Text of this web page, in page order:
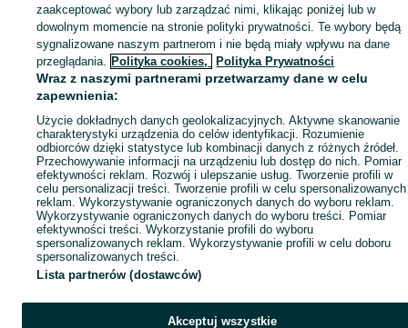
zaakceptować wybory lub zarządzać nimi, klikając poniżej lub w
dowolnym momencie na stronie polityki prywatności. Te wybory będą
sygnalizowane naszym partnerom i nie będą miały wpływu na dane
przeglądania. Polityka cookies, Polityka Prywatności
Wraz z naszymi partnerami przetwarzamy dane w celu
zapewnienia:
Użycie dokładnych danych geolokalizacyjnych. Aktywne skanowanie
charakterystyki urządzenia do celów identyfikacji. Rozumienie
odbiorców dzięki statystyce lub kombinacji danych z różnych źródeł.
Przechowywanie informacji na urządzeniu lub dostęp do nich. Pomiar
efektywności reklam. Rozwój i ulepszanie usług. Tworzenie profili w
celu personalizacji treści. Tworzenie profili w celu spersonalizowanych
reklam. Wykorzystywanie ograniczonych danych do wyboru reklam.
Wykorzystywanie ograniczonych danych do wyboru treści. Pomiar
efektywności treści. Wykorzystanie profili do wyboru
spersonalizowanych reklam. Wykorzystywanie profili w celu doboru
spersonalizowanych treści.
Lista partnerów (dostawców)
Akceptuj wszystkie